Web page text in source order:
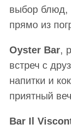
выбор блюд,
прямо из
Oyster Bar,
встреч с
напитки и
приятный
Bar Il